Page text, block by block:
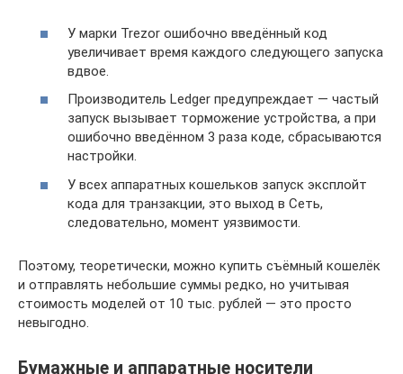
У марки Trezor ошибочно введённый код
увеличивает время каждого следующего запуска
вдвое.
Производитель Ledger предупреждает — частый
запуск вызывает торможение устройства, а при
ошибочно введённом 3 раза коде, сбрасываются
настройки.
У всех аппаратных кошельков запуск эксплойт
кода для транзакции, это выход в Сеть,
следовательно, момент уязвимости.
Поэтому, теоретически, можно купить съёмный кошелёк
и отправлять небольшие суммы редко, но учитывая
стоимость моделей от 10 тыс. рублей — это просто
невыгодно.
Бумажные и аппаратные носители